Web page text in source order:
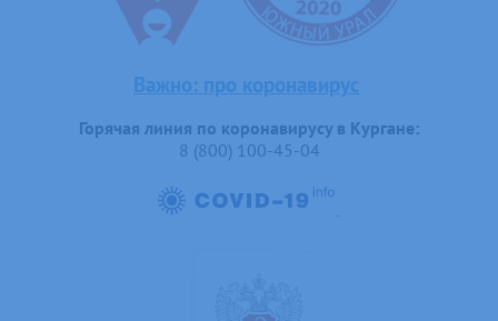
Важно: про коронавирус
Горячая линия по коронавирусу в Кургане:
8 (800) 100-45-04